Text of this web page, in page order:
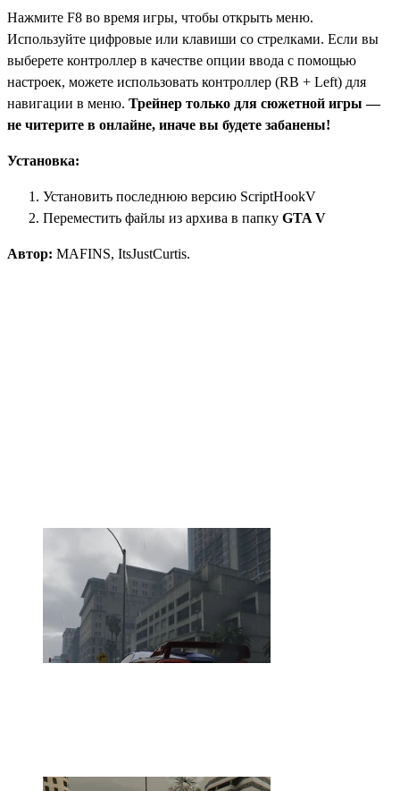
Нажмите F8 во время игры, чтобы открыть меню.
Используйте цифровые или клавиши со стрелками. Если вы
выберете контроллер в качестве опции ввода с помощью
настроек, можете использовать контроллер (RB + Left) для
навигации в меню. Трейнер только для сюжетной игры —
не читерите в онлайне, иначе вы будете забанены!
Установка:
Установить последнюю версию ScriptHookV
Переместить файлы из архива в папку GTA V
Автор: MAFINS, ItsJustCurtis.